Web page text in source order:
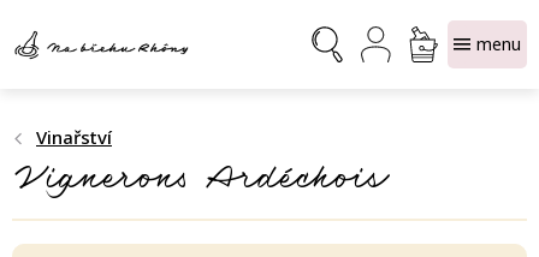
obsah
NÁKUPNÍ
KOŠÍK
Vinařství
Vignerons Ardéchois